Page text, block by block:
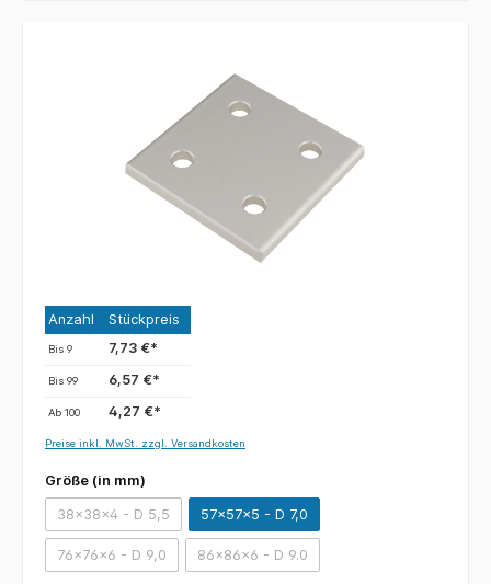
Anzahl Stückpreis
Bis9 7,73 €*
Bis99 6,57 €*
Ab100 4,27 €*
Preise inkl. MwSt. zzgl. Versandkosten
Größe (in mm)
38x38x4 - D 5,5 57x57x5 - D 7,0
76x76x6 - D 9,0 86x86x6 - D 9.0